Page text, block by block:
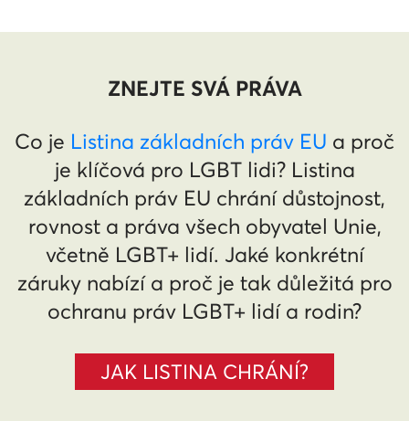
ZNEJTE SVÁ PRÁVA
Co je Listina základních práv EU a proč
je klíčová pro LGBT lidi? Listina
základních práv EU chrání důstojnost,
rovnost a práva všech obyvatel Unie,
včetně LGBT+ lidí. Jaké konkrétní
záruky nabízí a proč je tak důležitá pro
ochranu práv LGBT+ lidí a rodin?
JAK LISTINA CHRÁNÍ?